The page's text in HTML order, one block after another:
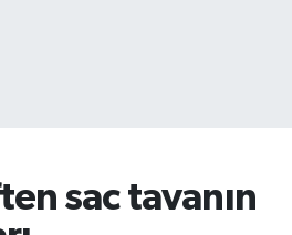
sac tavanın